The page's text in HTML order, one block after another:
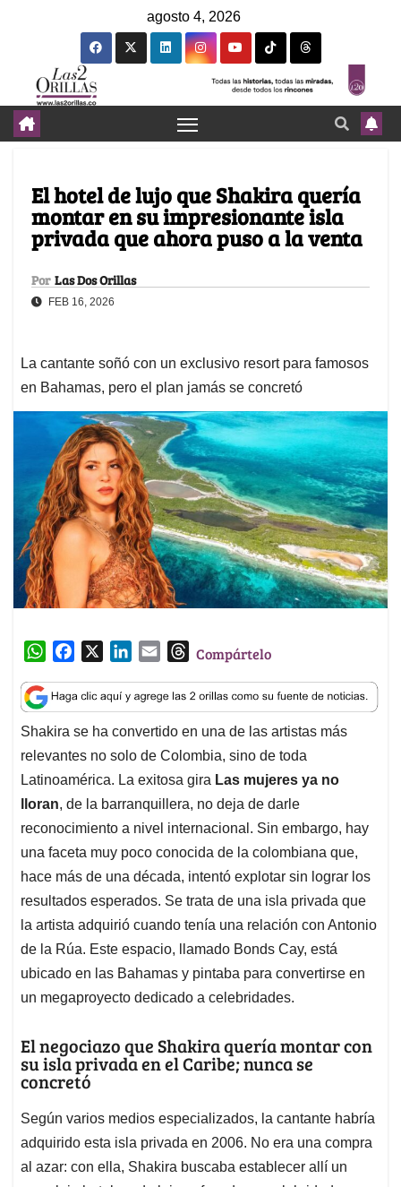
agosto 4, 2026
El hotel de lujo que Shakira quería
montar en su impresionante isla
privada que ahora puso a la venta
Por Las Dos Orillas
FEB 16, 2026
La cantante soñó con un exclusivo resort para famosos
en Bahamas, pero el plan jamás se concretó
W
a
t
s
A
p
p
c
e
b
o
o
k
n
k
e
d
I
n
a
i
l
T
r
e
a
d
s
Compártelo
Shakira se ha convertido en una de las artistas más
relevantes no solo de Colombia, sino de toda
Latinoamérica. La exitosa gira Las mujeres ya no
lloran, de la barranquillera, no deja de darle
reconocimiento a nivel internacional. Sin embargo, hay
una faceta muy poco conocida de la colombiana que,
hace más de una década, intentó explotar sin lograr los
resultados esperados. Se trata de una isla privada que
la artista adquirió cuando tenía una relación con Antonio
de la Rúa. Este espacio, llamado Bonds Cay, está
ubicado en las Bahamas y pintaba para convertirse en
un megaproyecto dedicado a celebridades.
El negociazo que Shakira quería montar con
su isla privada en el Caribe; nunca se
concretó
Según varios medios especializados, la cantante habría
adquirido esta isla privada en 2006. No era una compra
al azar: con ella, Shakira buscaba establecer allí un